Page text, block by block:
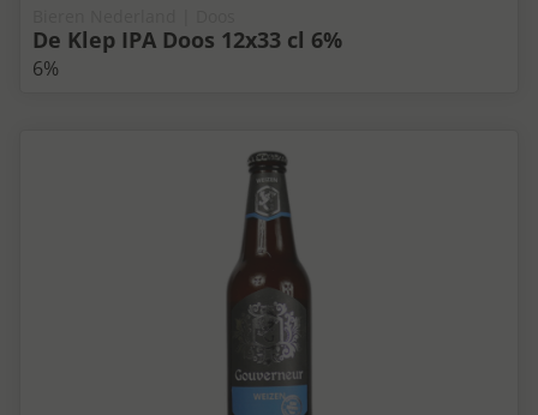
De Klep IPA Doos 12x33 cl 6%
6%